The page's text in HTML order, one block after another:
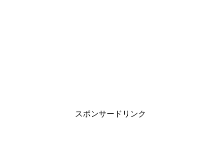
スポンサードリンク